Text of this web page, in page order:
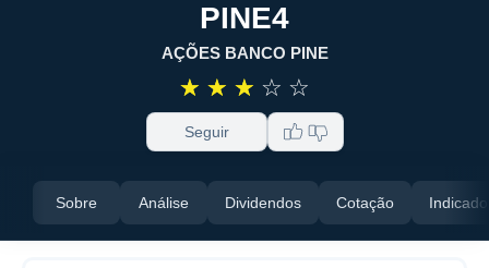
PINE4
AÇÕES BANCO PINE
☆ ☆ ☆ ☆ ☆
Seguir
Sobre Análise Dividendos Cotação